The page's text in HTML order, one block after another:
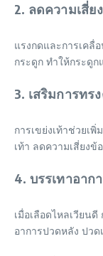
2. ลดความเสี่ย
แรงกดและการเคลื่
กระดูก ทำให้กระดู
3. เสริมการทร
การเขย่งเท้าช่วยเ
เท้า ลดความเสี่ยง
4. บรรเทาอาก
เมื่อเลือดไหลเวียน
อาการปวดหลัง ปว